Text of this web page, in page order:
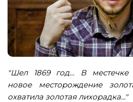
"Шел 1869 год… В местечке
новое месторождение
охватила золотая лихорадка..."